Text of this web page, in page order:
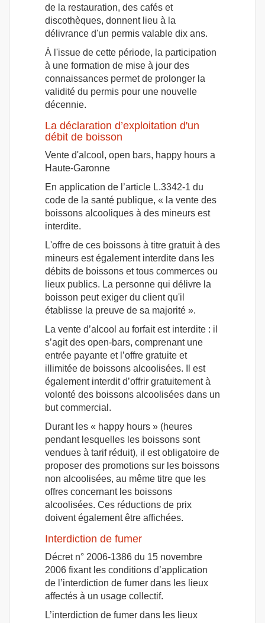
de la restauration, des cafés et
discothèques, donnent lieu à la
délivrance d'un permis valable dix ans.
À l'issue de cette période, la participation
à une formation de mise à jour des
connaissances permet de prolonger la
validité du permis pour une nouvelle
décennie.
La déclaration d’exploitation d'un
débit de boisson
Vente d'alcool, open bars, happy hours a
Haute-Garonne
En application de l’article L.3342-1 du
code de la santé publique, « la vente des
boissons alcooliques à des mineurs est
interdite.
L'offre de ces boissons à titre gratuit à des
mineurs est également interdite dans les
débits de boissons et tous commerces ou
lieux publics. La personne qui délivre la
boisson peut exiger du client qu'il
établisse la preuve de sa majorité ».
La vente d’alcool au forfait est interdite : il
s’agit des open-bars, comprenant une
entrée payante et l’offre gratuite et
illimitée de boissons alcoolisées. Il est
également interdit d’offrir gratuitement à
volonté des boissons alcoolisées dans un
but commercial.
Durant les « happy hours » (heures
pendant lesquelles les boissons sont
vendues à tarif réduit), il est obligatoire de
proposer des promotions sur les boissons
non alcoolisées, au même titre que les
offres concernant les boissons
alcoolisées. Ces réductions de prix
doivent également être affichées.
Interdiction de fumer
Décret n° 2006-1386 du 15 novembre
2006 fixant les conditions d’application
de l’interdiction de fumer dans les lieux
affectés à un usage collectif.
L’interdiction de fumer dans les lieux